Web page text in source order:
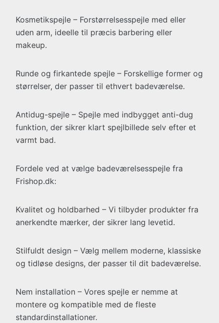
Kosmetikspejle – Forstørrelsesspejle med eller
uden arm, ideelle til præcis barbering eller
makeup.
Runde og firkantede spejle – Forskellige former og
størrelser, der passer til ethvert badeværelse.
Antidug-spejle – Spejle med indbygget anti-dug
funktion, der sikrer klart spejlbillede selv efter et
varmt bad.
Fordele ved at vælge badeværelsesspejle fra
Frishop.dk:
Kvalitet og holdbarhed – Vi tilbyder produkter fra
anerkendte mærker, der sikrer lang levetid.
Stilfuldt design – Vælg mellem moderne, klassiske
og tidløse designs, der passer til dit badeværelse.
Nem installation – Vores spejle er nemme at
montere og kompatible med de fleste
standardinstallationer.